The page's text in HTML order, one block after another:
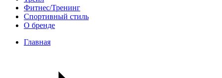
Фитнес/Тренинг
Спортивный стиль
О бренде
Главная